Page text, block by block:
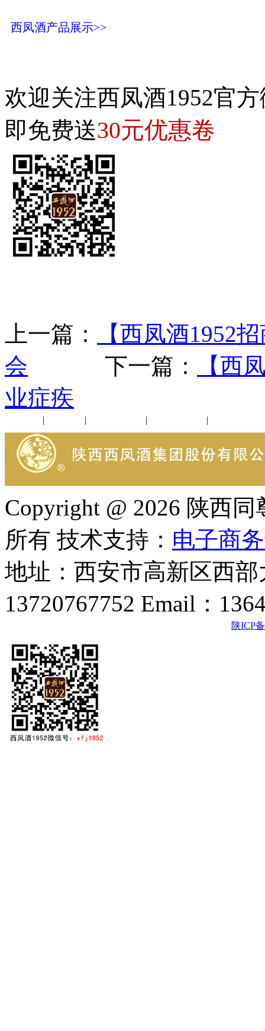
西凤酒产品展示>>
欢迎关注西凤酒1952官
即免费送30元优惠卷
上一篇：
【西凤酒1952
会 下一篇：
【西
业症疾
| | | |
Copyright @ 2026 陕西
所有 技术支持： 电子商
地址：西安市高新区西
13720767752 Email：
陕ICP